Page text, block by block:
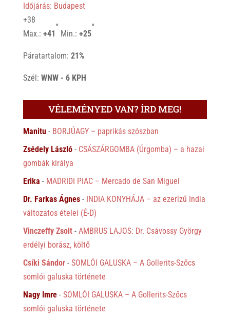
Időjárás: Budapest
+38
Max.: +41
°
Min.: +25
°
Páratartalom: 21%
Szél: WNW - 6 KPH
VÉLEMÉNYED VAN? ÍRD MEG!
Manitu- BORJÚAGY – paprikás szószban
Zsédely László- CSÁSZÁRGOMBA (Úrgomba) – a hazai
gombák királya
Erika - MADRIDI PIAC – Mercado de San Miguel
Dr. Farkas Ágnes- INDIA KONYHÁJA – az ezerízű India
változatos ételei (É-D)
Vinczeffy Zsolt- AMBRUS LAJOS: Dr. Csávossy György
erdélyi borász, költő
Csíki Sándor- SOMLÓI GALUSKA – A Gollerits-Szőcs
somlói galuska története
Nagy Imre- SOMLÓI GALUSKA – A Gollerits-Szőcs
somlói galuska története